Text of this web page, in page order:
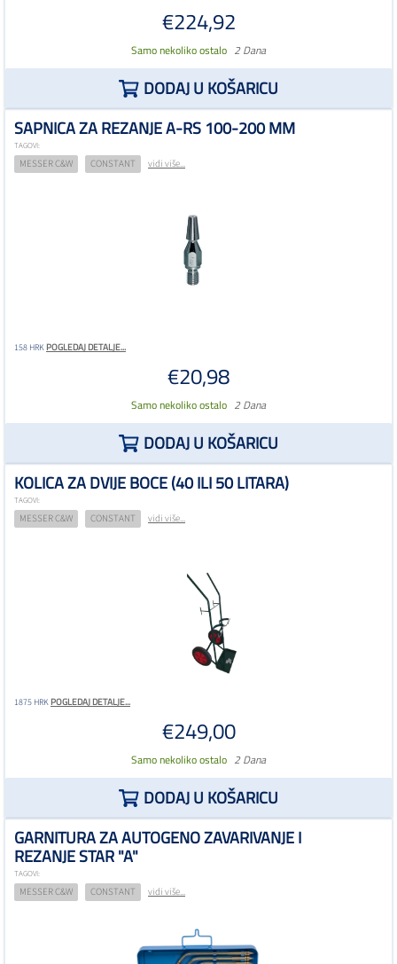
€224,92
Samo nekoliko ostalo 2 Dana
DODAJ U KOŠARICU
SAPNICA ZA REZANJE A-RS 100-200 MM
TAGOVI:
MESSER C&W CONSTANT vidi više...
158 HRKPOGLEDAJ DETALJE...
€20,98
Samo nekoliko ostalo 2 Dana
DODAJ U KOŠARICU
KOLICA ZA DVIJE BOCE (40 ILI 50 LITARA)
TAGOVI:
MESSER C&W CONSTANT vidi više...
1875 HRKPOGLEDAJ DETALJE...
€249,00
Samo nekoliko ostalo 2 Dana
DODAJ U KOŠARICU
GARNITURA ZA AUTOGENO ZAVARIVANJE I
REZANJE STAR "A"
TAGOVI:
MESSER C&W CONSTANT vidi više...